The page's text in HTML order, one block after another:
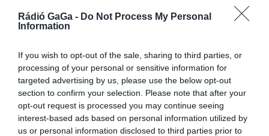
Rádió GaGa - Do Not Process My Personal
Information
If you wish to opt-out of the sale, sharing to third parties, or
processing of your personal or sensitive information for
targeted advertising by us, please use the below opt-out
section to confirm your selection. Please note that after your
opt-out request is processed you may continue seeing
interest-based ads based on personal information utilized by
us or personal information disclosed to third parties prior to
Kiegészített
e a
vonatkozó
útmutatóját
az
oltáskampá
nyt
koordináló
bizottság
Lassan, de
biztosan